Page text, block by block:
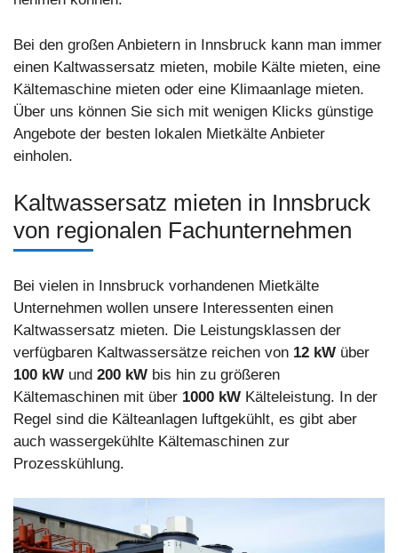
Bei den großen Anbietern in Innsbruck kann man immer
einen Kaltwassersatz mieten, mobile Kälte mieten, eine
Kältemaschine mieten oder eine Klimaanlage mieten.
Über uns können Sie sich mit wenigen Klicks günstige
Angebote der besten lokalen Mietkälte Anbieter
einholen.
Kaltwassersatz mieten in Innsbruck
von regionalen Fachunternehmen
Bei vielen in Innsbruck vorhandenen Mietkälte
Unternehmen wollen unsere Interessenten einen
Kaltwassersatz mieten. Die Leistungsklassen der
verfügbaren Kaltwassersätze reichen von 12 kW über
100 kW und 200 kW bis hin zu größeren
Kältemaschinen mit über 1000 kW Kälteleistung. In der
Regel sind die Kälteanlagen luftgekühlt, es gibt aber
auch wassergekühlte Kältemaschinen zur
Prozesskühlung.